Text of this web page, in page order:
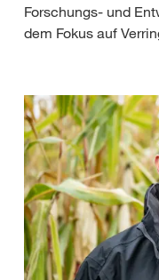
Forschungs- und
dem Fokus auf